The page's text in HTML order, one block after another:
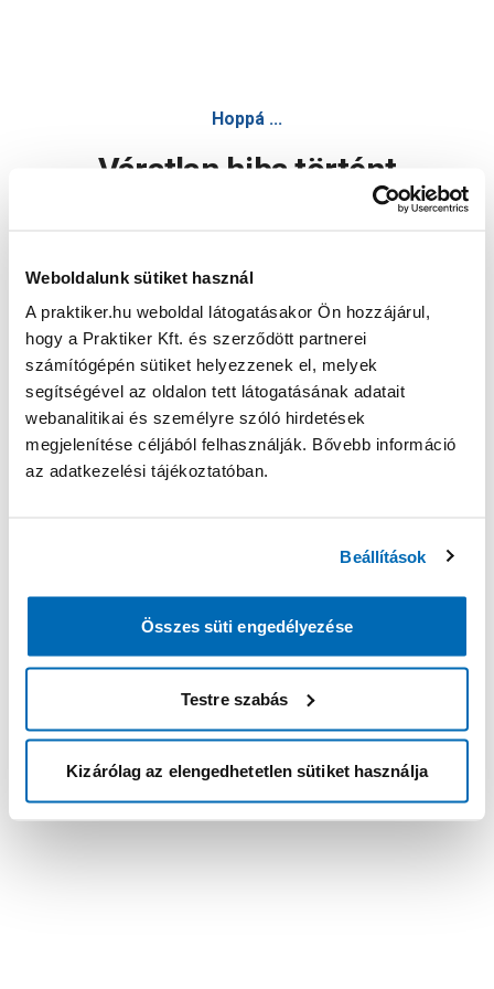
Weboldalunk sütiket használ
A praktiker.hu weboldal látogatásakor Ön hozzájárul,
hogy a Praktiker Kft. és szerződött partnerei
számítógépén sütiket helyezzenek el, melyek
segítségével az oldalon tett látogatásának adatait
webanalitikai és személyre szóló hirdetések
megjelenítése céljából felhasználják. Bővebb információ
az adatkezelési tájékoztatóban.
Beállítások
Összes süti engedélyezése
Testre szabás
Kizárólag az elengedhetetlen sütiket használja
Hoppá ...
Váratlan hiba történt
Oldal újratöltése